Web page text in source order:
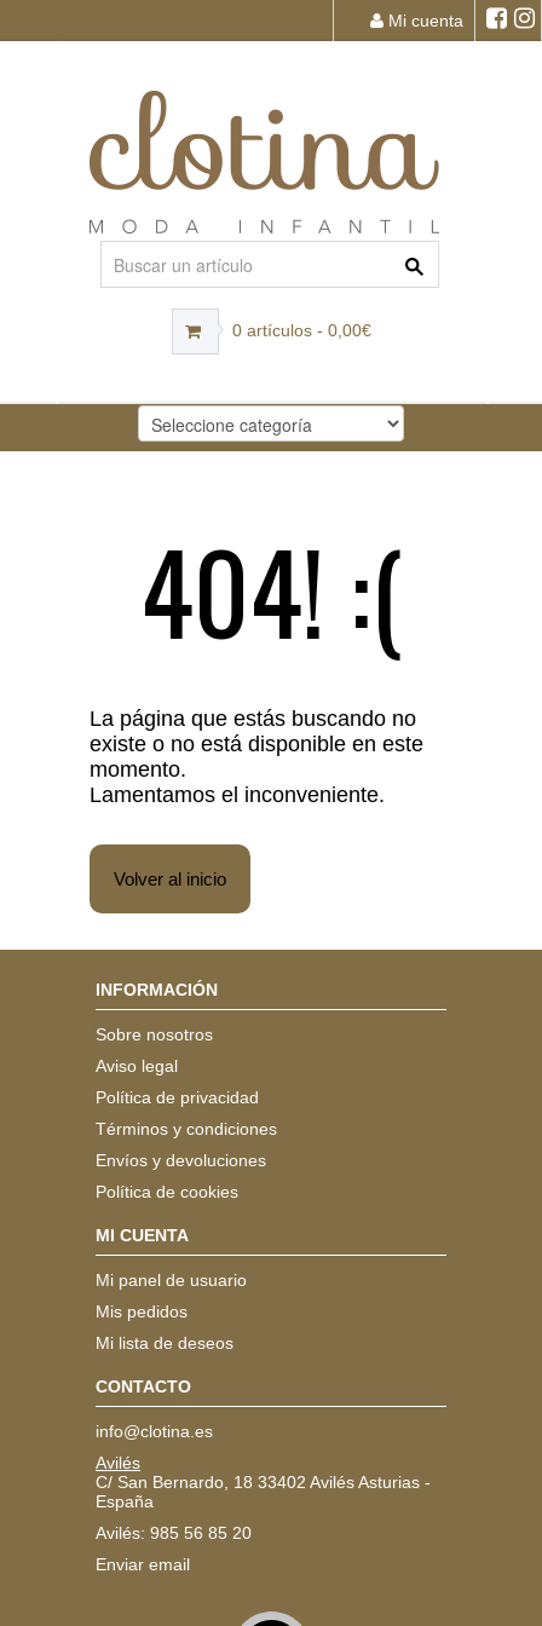
Mi cuenta
0 artículos - 0,00€
404! :(
La página que estás buscando no
existe o no está disponible en este
momento.
Lamentamos el inconveniente.
Volver al inicio
INFORMACIÓN
Sobre nosotros
Aviso legal
Política de privacidad
Términos y condiciones
Envíos y devoluciones
Política de cookies
MI CUENTA
Mi panel de usuario
Mis pedidos
Mi lista de deseos
CONTACTO
info@clotina.es
Avilés
C/ San Bernardo, 18 33402 Avilés Asturias -
España
Avilés: 985 56 85 20
Enviar email